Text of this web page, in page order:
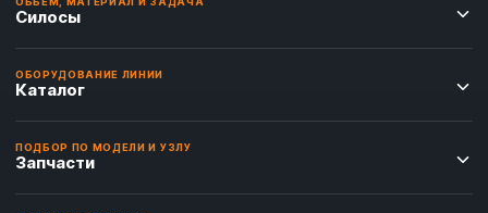
Силосы
ОБОРУДОВАНИЕ ЛИНИИ
Каталог
ПОДБОР ПО МОДЕЛИ И УЗЛУ
Запчасти